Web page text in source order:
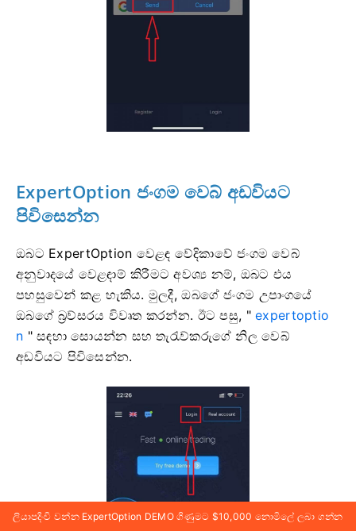
ExpertOption ජංගම වෙබ් අඩවියට
පිවිසෙන්න
ඔබට ExpertOption වෙළඳ වේදිකාවේ ජංගම වෙබ්
අනුවාදයේ වෙළඳාම් කිරීමට අවශ්‍ය නම්, ඔබට එය
පහසුවෙන් කළ හැකිය. මුලදී, ඔබගේ ජංගම උපාංගයේ
ඔබගේ බ්‍රව්සරය විවෘත කරන්න. ඊට පසු, "expertoptio
n " සඳහා සොයන්න සහ තැරැව්කරුගේ නිල වෙබ්
අඩවියට පිවිසෙන්න.
ලියාපදිංචි වන්න ExpertOption DEMO ගිණුමට $10,000 නොමිලේ ලබා ගන්න